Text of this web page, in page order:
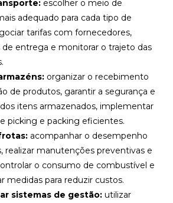
escolher o meio de
adequado para cada tipo de
tarifas com fornecedores,
de entrega e monitorar o trajeto das
organizar o recebimento
de produtos, garantir a segurança e
itens armazenados, implementar
picking e packing eficientes.
acompanhar o desempenho
realizar manutenções preventivas e
o consumo de combustível e
medidas para reduzir custos.
sistemas de gestão: utilizar